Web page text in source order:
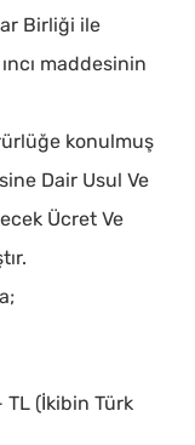
Birliği ile
maddesinin
konulmuş
Dair Usul Ve
Ücret Ve
(İkibin Türk